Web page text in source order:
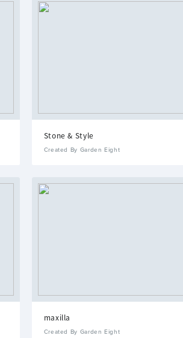
Stone & Style
Created By Garden Eight
maxilla
Created By Garden Eight